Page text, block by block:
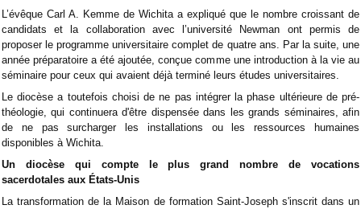
L’évêque Carl A. Kemme de Wichita a expliqué que le nombre croissant de
candidats et la collaboration avec l’université Newman ont permis de
proposer le programme universitaire complet de quatre ans. Par la suite, une
année préparatoire a été ajoutée, conçue comme une introduction à la vie au
séminaire pour ceux qui avaient déjà terminé leurs études universitaires.
Le diocèse a toutefois choisi de ne pas intégrer la phase ultérieure de pré-
théologie, qui continuera d'être dispensée dans les grands séminaires, afin
de ne pas surcharger les installations ou les ressources humaines
disponibles à Wichita.
Un diocèse qui compte le plus grand nombre de vocations
sacerdotales aux États-Unis
La transformation de la Maison de formation Saint-Joseph s'inscrit dans un